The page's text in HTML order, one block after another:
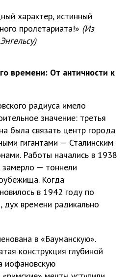
характер, истинный
пролетариата!» (Из
времени: От античности к
радиуса имело
значение: третья
была связать центр города
гигантами — Сталинским
Работы начались в 1938
— тоннели
Когда
в 1942 году по
времени радикально
в «Бауманскую».
конструкция глубиной
иофановскую